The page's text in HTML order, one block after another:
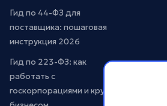
Гид по 44-ФЗ для
поставщика: пошаговая
инструкция 2026
Гид по 223-ФЗ: как
работать с
госкорпорациями и крупным